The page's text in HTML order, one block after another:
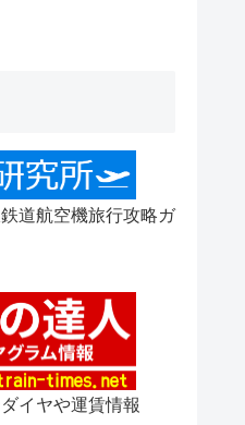
道航空機旅行攻略ガ
イヤや運賃情報